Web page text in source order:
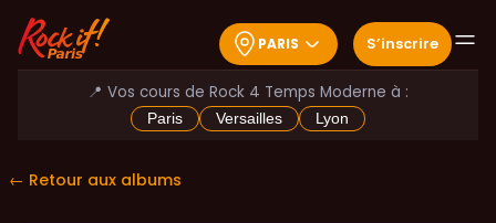
PARIS S’inscrire
📍 Vos cours de Rock 4 Temps Moderne à :
Paris Versailles Lyon
← Retour aux albums